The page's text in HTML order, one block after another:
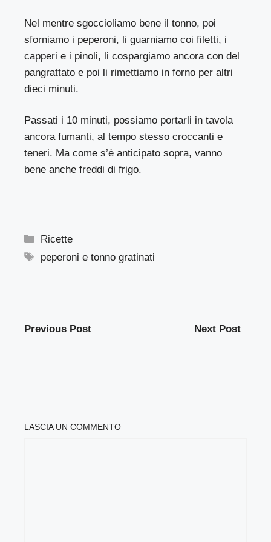
Nel mentre sgoccioliamo bene il tonno, poi
sforniamo i peperoni, li guarniamo coi filetti, i
capperi e i pinoli, li cospargiamo ancora con del
pangrattato e poi li rimettiamo in forno per altri
dieci minuti.
Passati i 10 minuti, possiamo portarli in tavola
ancora fumanti, al tempo stesso croccanti e
teneri. Ma come s’è anticipato sopra, vanno
bene anche freddi di frigo.
Categorie
Ricette
Tag
peperoni e tonno gratinati
Previous Post Next Post
LASCIA UN COMMENTO